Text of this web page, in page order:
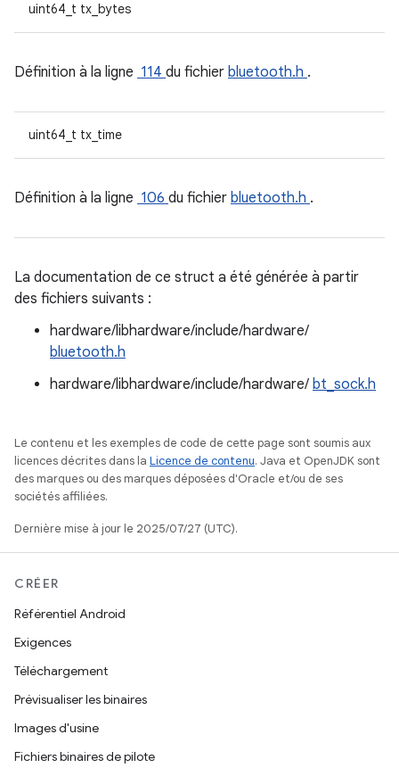
uint64_t tx_bytes
Définition à la ligne 114 du fichier bluetooth.h .
uint64_t tx_time
Définition à la ligne 106 du fichier bluetooth.h .
La documentation de ce struct a été générée à partir
des fichiers suivants :
hardware/libhardware/include/hardware/
bluetooth.h
hardware/libhardware/include/hardware/ bt_sock.h
Le contenu et les exemples de code de cette page sont soumis aux
licences décrites dans la Licence de contenu. Java et OpenJDK sont
des marques ou des marques déposées d'Oracle et/ou de ses
sociétés affiliées.
Dernière mise à jour le 2025/07/27 (UTC).
CRÉER
Référentiel Android
Exigences
Téléchargement
Prévisualiser les binaires
Images d'usine
Fichiers binaires de pilote